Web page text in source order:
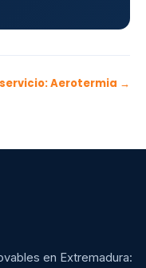
Aerotermia →
en Extremadura: